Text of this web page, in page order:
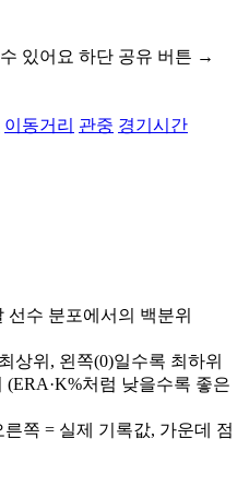
있어요 하단 공유 버튼 →
이동거리 관중 경기시간
선수 분포에서의 백분위
상위, 왼쪽(0)일수록 최하위
(ERA·K%처럼 낮을수록 좋은
쪽 = 실제 기록값, 가운데 점